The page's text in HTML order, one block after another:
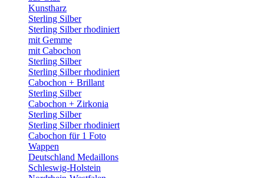
Kunstharz
Sterling Silber
Sterling Silber rhodiniert
mit Gemme
mit Cabochon
Sterling Silber
Sterling Silber rhodiniert
Cabochon + Brillant
Sterling Silber
Cabochon + Zirkonia
Sterling Silber
Sterling Silber rhodiniert
Cabochon für 1 Foto
Wappen
Deutschland Medaillons
Schleswig-Holstein